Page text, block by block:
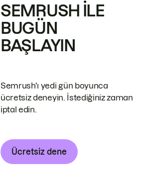
SEMRUSH ILE
BUGÜN
BAŞLAYIN
Semrush'ı yedi gün boyunca
ücretsiz deneyin. İstediğiniz zaman
iptal edin.
Ücretsiz dene